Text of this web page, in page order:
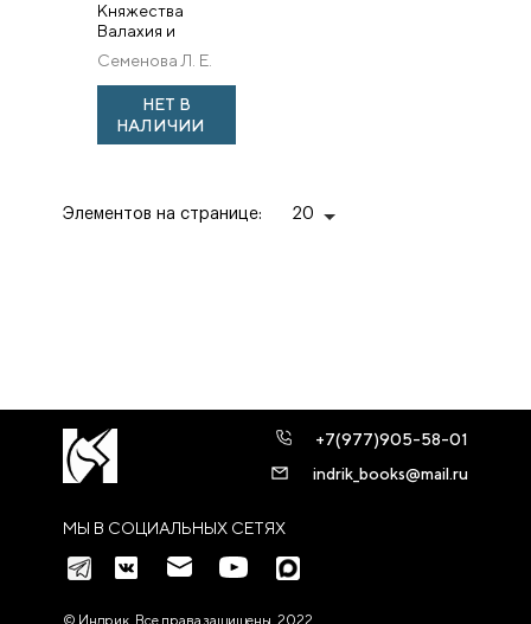
Княжества
Валахия и
Молдавия. Конец
XIV — начало XIX
в. (Очерки
внешнеполитической
истории)
Семенова Л. Е.
НЕТ В
НАЛИЧИИ
Элементов на странице: 20
МЫ В СОЦИАЛЬНЫХ СЕТЯХ
+7(977)905-58-01
indrik_books@mail.ru
© Индрик. Все права защищены, 2022